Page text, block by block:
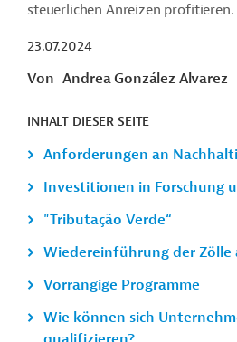
steuerlichen Anreizen profitieren.
23.07.2024
Von Andrea González Alvarez
INHALT DIESER SEITE
Anforderungen an
Investitionen in Forschung
"Tributação Verde“
Wiedereinführung der Zölle
Vorrangige Programme
Wie können sich